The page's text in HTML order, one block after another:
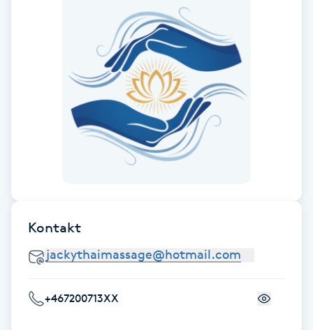
Funktionsanalys
Kontakt
+467200713XX